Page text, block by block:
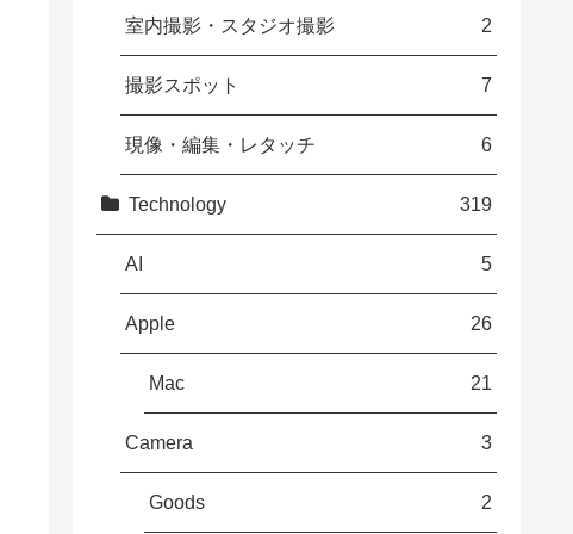
室内撮影・スタジオ撮影 2
撮影スポット 7
現像・編集・レタッチ 6
Technology 319
AI 5
Apple 26
Mac 21
Camera 3
Goods 2